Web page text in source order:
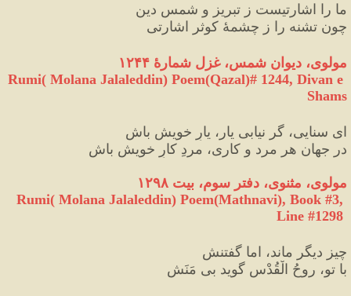
ما را اشارتیست ز تبریز و شمسِ دین
چون تشنه را ز چشمهٔ کوثر اشارتی
مولوی، دیوان شمس، غزل شمارهٔ ۱۲۴۴
Rumi( Molana Jalaleddin) Poem(Qazal)# 1244, Divan e
Shams
ای سنایی، گر نیابی یار، یارِ خویش باش
در جهان هر مرد و کاری، مردِ کارِ خویش باش
مولوی، مثنوی، دفتر سوم، بیت ۱۲۹۸
Rumi( Molana Jalaleddin) Poem(Mathnavi), Book #3,
Line #1298
چیز دیگر ماند، اما گفتنش
با تو، روحُ الْقُدْس گوید بی مَنَش